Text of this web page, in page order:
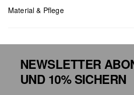
Material & Pflege
NEWSLETTER
UND 10% SICHERN